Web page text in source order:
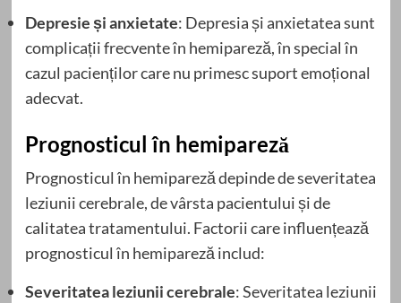
Depresie și anxietate: Depresia și anxietatea sunt
complicații frecvente în hemipareză, în special în
cazul pacienților care nu primesc suport emoțional
adecvat.
Prognosticul în hemipareză
Prognosticul în hemipareză depinde de severitatea
leziunii cerebrale, de vârsta pacientului și de
calitatea tratamentului. Factorii care influențează
prognosticul în hemipareză includ:
Severitatea leziunii cerebrale: Severitatea leziunii